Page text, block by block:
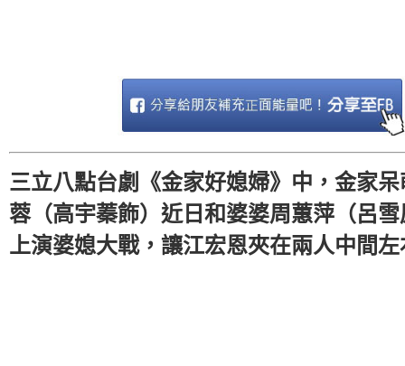
三立八點台劇《金家好媳婦》中，金家
蓉（高宇蓁飾）近日和婆婆周蕙萍（呂
上演婆媳大戰，讓江宏恩夾在兩人中間